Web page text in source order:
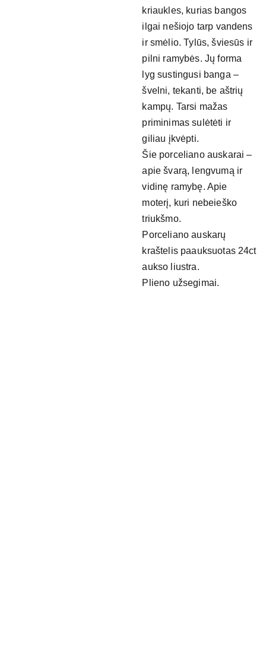
kriaukles, kurias bangos
ilgai nešiojo tarp vandens
ir smėlio. Tylūs, šviesūs ir
pilni ramybės. Jų forma
lyg sustingusi banga –
švelni, tekanti, be aštrių
kampų. Tarsi mažas
priminimas sulėtėti ir
giliau įkvėpti.
Šie porceliano auskarai –
apie švarą, lengvumą ir
vidinę ramybę. Apie
moterį, kuri nebeieško
triukšmo.
Porceliano auskarų
kraštelis paauksuotas 24ct
aukso liustra.
Plieno užsegimai.